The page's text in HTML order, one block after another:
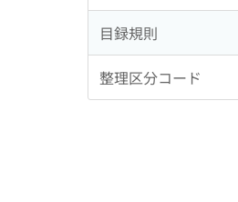
目録規則
整理区分コード